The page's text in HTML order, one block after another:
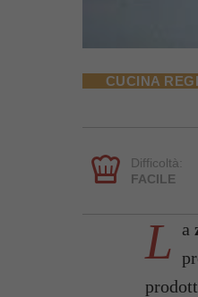
CUCINA
Difficoltà:
FACILE
L a